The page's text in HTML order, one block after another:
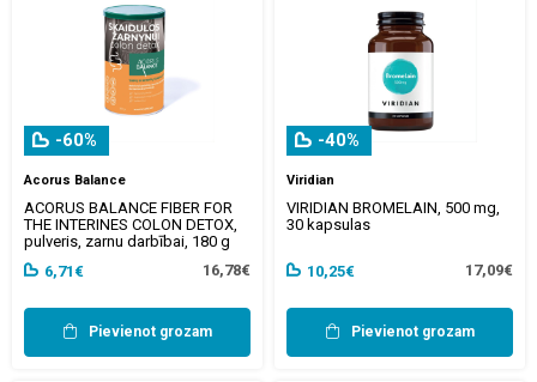
-60%
Acorus Balance
ACORUS BALANCE FIBER FOR
THE INTERINES COLON DETOX,
pulveris, zarnu darbībai, 180 g
6,71€
16,78€
Pievienot grozam
-40%
Viridian
VIRIDIAN BROMELAIN, 500 mg,
30 kapsulas
10,25€ 17,09€
Pievienot grozam